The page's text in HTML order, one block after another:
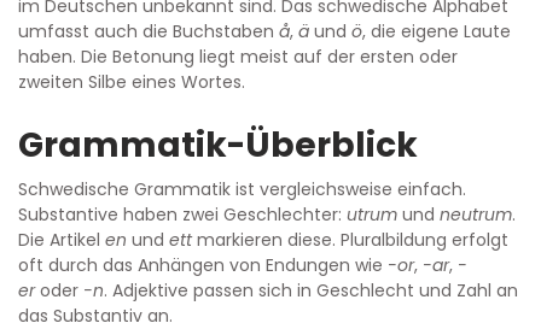
im Deutschen unbekannt sind. Das schwedische Alphabet
umfasst auch die Buchstaben å, ä und ö, die eigene Laute
haben. Die Betonung liegt meist auf der ersten oder
zweiten Silbe eines Wortes.
Grammatik-Überblick
Schwedische Grammatik ist vergleichsweise einfach.
Substantive haben zwei Geschlechter: utrum und neutrum.
Die Artikel en und ettmarkieren diese. Pluralbildung erfolgt
oft durch das Anhängen von Endungen wie -or, -ar, -
eroder -n. Adjektive passen sich in Geschlecht und Zahl an
das Substantiv an.